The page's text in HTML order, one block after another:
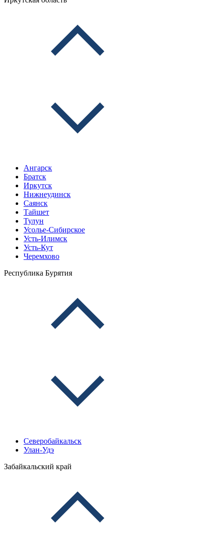
Ангарск
Братск
Иркутск
Нижнеудинск
Саянск
Тайшет
Тулун
Усолье-Сибирское
Усть-Илимск
Усть-Кут
Черемхово
Республика Бурятия
Северобайкальск
Улан-Удэ
Забайкальский край